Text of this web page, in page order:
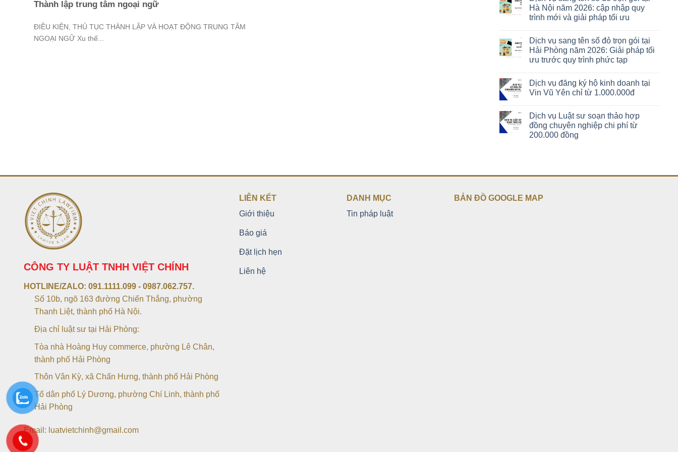
Thành lập trung tâm ngoại ngữ
ĐIỀU KIỆN, THỦ TỤC THÀNH LẬP VÀ HOẠT ĐỘNG TRUNG TÂM
NGOẠI NGỮ Xu thế...
Hà Nội năm 2026: cập nhập quy
trình mới và giải pháp tối ưu
Dịch vụ sang tên sổ đỏ trọn gói tại
Hải Phòng năm 2026: Giải pháp tối
ưu trước quy trình phức tạp
Dịch vụ đăng ký hộ kinh doanh tại
Vin Vũ Yên chỉ từ 1.000.000đ
Dịch vụ Luật sư soạn thảo hợp
đồng chuyên nghiệp chi phí từ
200.000 đồng
CÔNG TY LUẬT TNHH VIỆT CHÍNH
HOTLINE/ZALO: 091.1111.099 - 0987.062.757.
Số 10b, ngõ 163 đường Chiến Thắng, phường
Thanh Liệt, thành phố Hà Nội.
Địa chỉ luật sư tại Hải Phòng:
Tòa nhà Hoàng Huy commerce, phường Lê Chân,
thành phố Hải Phòng
Thôn Vân Kỳ, xã Chấn Hưng, thành phố Hải Phòng
Tổ dân phố Lý Dương, phường Chí Linh, thành phố
Hải Phòng
Email: luatvietchinh@gmail.com
LIÊN KẾT
Giới thiệu
Báo giá
Đặt lịch hẹn
Liên hệ
DANH MỤC
Tin pháp luật
BẢN ĐỒ GOOGLE MAP